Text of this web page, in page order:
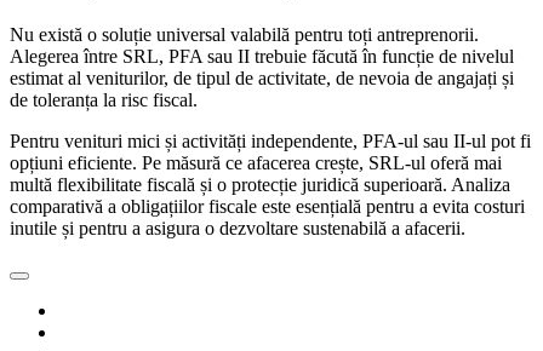
Nu există o soluție universal valabilă pentru toți antreprenorii.
Alegerea între SRL, PFA sau II trebuie făcută în funcție de nivelul
estimat al veniturilor, de tipul de activitate, de nevoia de angajați și
de toleranța la risc fiscal.
Pentru venituri mici și activități independente, PFA-ul sau II-ul pot fi
opțiuni eficiente. Pe măsură ce afacerea crește, SRL-ul oferă mai
multă flexibilitate fiscală și o protecție juridică superioară. Analiza
comparativă a obligațiilor fiscale este esențială pentru a evita costuri
inutile și pentru a asigura o dezvoltare sustenabilă a afacerii.